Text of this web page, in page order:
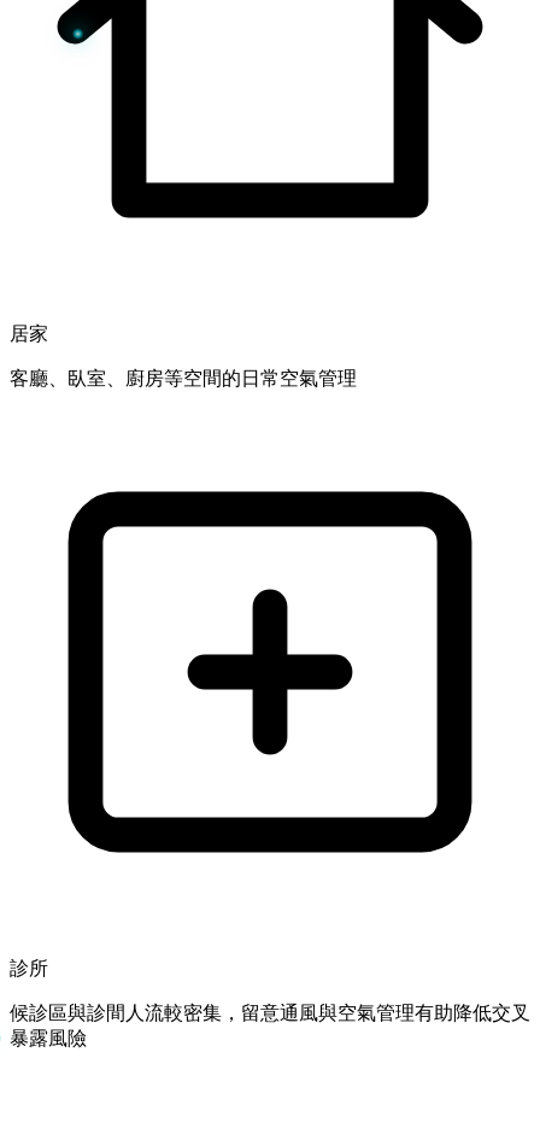
居家
客廳、臥室、廚房等空間的日常空氣管理
診所
候診區與診間人流較密集，留意通風與空氣管理有助降低交叉
暴露風險